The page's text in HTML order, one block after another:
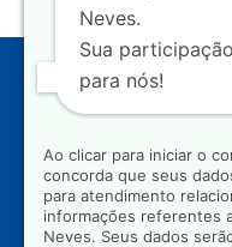
Neves.
Sua
para nós!
Ao clicar para iniciar o
concorda que seus
para atendimento
informações referentes
Neves. Seus dados